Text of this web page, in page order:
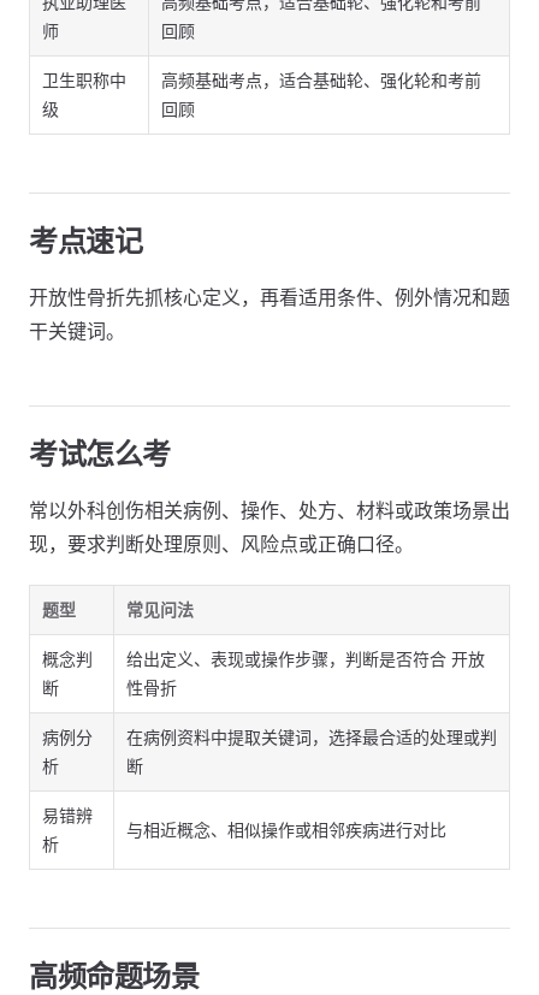
师
回顾
卫生职称中
级
高频基础考点，适合基础轮、强化轮和考前
回顾
考点速记
开放性骨折先抓核心定义，再看适用条件、例外情况和题
干关键词。
考试怎么考
常以外科创伤相关病例、操作、处方、材料或政策场景出
现，要求判断处理原则、风险点或正确口径。
题型 常见问法
概念判
断
给出定义、表现或操作步骤，判断是否符合 开放
性骨折
病例分
析
在病例资料中提取关键词，选择最合适的处理或判
断
易错辨
析
与相近概念、相似操作或相邻疾病进行对比
高频命题场景